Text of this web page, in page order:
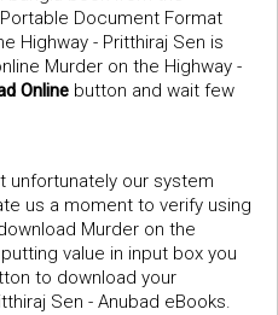
Document Format
Highway - Pritthiraj Sen is
Murder on the Highway -
Online button and wait few
unfortunately our system
us a moment to verify using
Murder on the
value in input box you
to download your
Sen - Anubad eBooks.